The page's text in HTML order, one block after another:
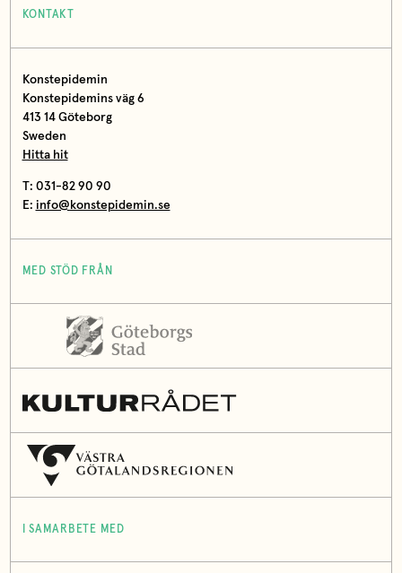
KONTAKT
Konstepidemin
Konstepidemins väg 6
413 14 Göteborg
Sweden
Hitta hit
T: 031-82 90 90
E: info@konstepidemin.se
MED STÖD FRÅN
I SAMARBETE MED